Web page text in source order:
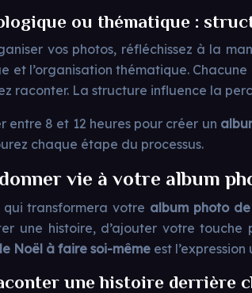
ou thématique :
vos photos, réfléchissez à la
et l’organisation thématique.
raconter. La structure influence la
entre 8 et 12 heures pour créer un
chaque étape du processus.
vie à votre album
transformera votre album photo
une histoire, d’ajouter votre
Noël à faire soi-même est
une histoire derrière